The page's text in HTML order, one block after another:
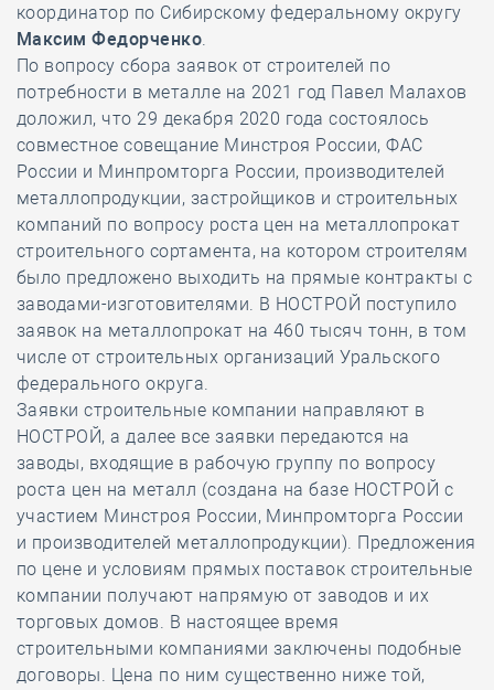
координатор по Сибирскому федеральному округу
Максим Федорченко.
По вопросу сбора заявок от строителей по
потребности в металле на 2021 год Павел Малахов
доложил, что 29 декабря 2020 года состоялось
совместное совещание Минстроя России, ФАС
России и Минпромторга России, производителей
металлопродукции, застройщиков и строительных
компаний по вопросу роста цен на металлопрокат
строительного сортамента, на котором строителям
было предложено выходить на прямые контракты с
заводами-изготовителями. В НОСТРОЙ поступило
заявок на металлопрокат на 460 тысяч тонн, в том
числе от строительных организаций Уральского
федерального округа.
Заявки строительные компании направляют в
НОСТРОЙ, а далее все заявки передаются на
заводы, входящие в рабочую группу по вопросу
роста цен на металл (создана на базе НОСТРОЙ с
участием Минстроя России, Минпромторга России
и производителей металлопродукции). Предложения
по цене и условиям прямых поставок строительные
компании получают напрямую от заводов и их
торговых домов. В настоящее время
строительными компаниями заключены подобные
договоры. Цена по ним существенно ниже той,